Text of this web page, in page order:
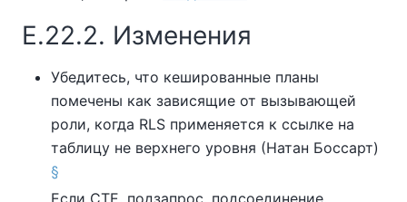
E.22.2. Изменения
Убедитесь, что кешированные планы
помечены как зависящие от вызывающей
роли, когда RLS применяется к ссылке на
таблицу не верхнего уровня (Натан Боссарт)
§